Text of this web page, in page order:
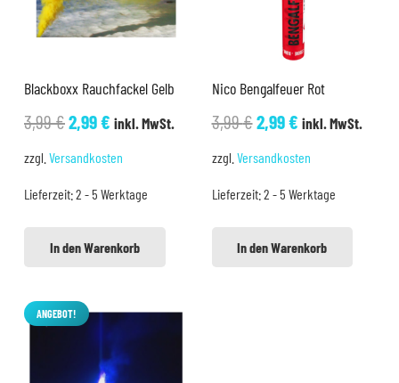
Blackboxx Rauchfackel Gelb
3,99€Ursprünglicher
3,99 €
2,99€Aktueller
2,99 €.
inkl. MwSt.
zzgl. Versandkosten
Lieferzeit:2 - 5 Werktage
In den Warenkorb
Nico Bengalfeuer Rot
3,99€Ursprünglicher
3,99 €
2,99€Aktueller
2,99 €.
inkl. MwSt.
zzgl. Versandkosten
Lieferzeit:2 - 5 Werktage
In den Warenkorb
ANGEBOT!